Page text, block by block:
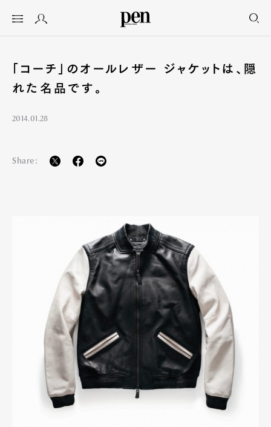
「コーチ」のオールレザー ジャケットは、隠
れた名品です。
2014.01.28
Share: